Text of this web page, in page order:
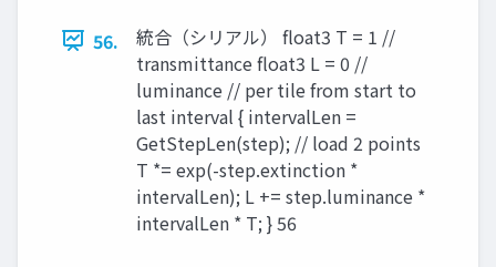
56.
統合（シリアル） float3 T = 1 //
transmittance float3 L = 0 //
luminance // per tile from start to
last interval { intervalLen =
GetStepLen(step); // load 2 points
T *= exp(-step.extinction *
intervalLen); L += step.luminance *
intervalLen * T; } 56